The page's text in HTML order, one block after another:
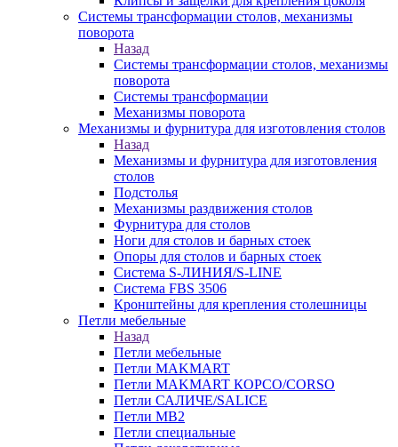
Системы трансформации столов, механизмы
поворота
Назад
Системы трансформации столов, механизмы
поворота
Системы трансформации
Механизмы поворота
Механизмы и фурнитура для изготовления столов
Назад
Механизмы и фурнитура для изготовления
столов
Подстолья
Механизмы раздвижения столов
Фурнитура для столов
Ноги для столов и барных стоек
Опоры для столов и барных стоек
Система S-ЛИНИЯ/S-LINE
Система FBS 3506
Кронштейны для крепления столешницы
Петли мебельные
Назад
Петли мебельные
Петли MAKMART
Петли MAKMART КОРСО/CORSO
Петли САЛИЧЕ/SALICE
Петли MB2
Петли специальные